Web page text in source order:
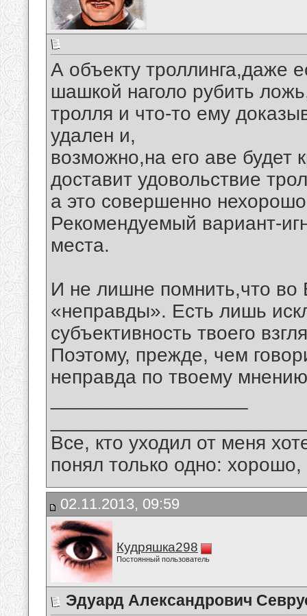
А объекту троллинга,даже
шашкой наголо рубить
тролля и что-то ему
удален и,
возможно,на его аве будет
доставит удовольствие
а это совершенно
Рекомендуемый вариант-
места.
И не лишне помнить,что во
«неправды». Есть лишь
субъективность твоего
Поэтому, прежде, чем
неправда по твоему
Все, кто уходил от меня
понял только одно:
02.11.2013, 09:59
Кудряшка298
Постоянный пользователь
Эдуард Александрович